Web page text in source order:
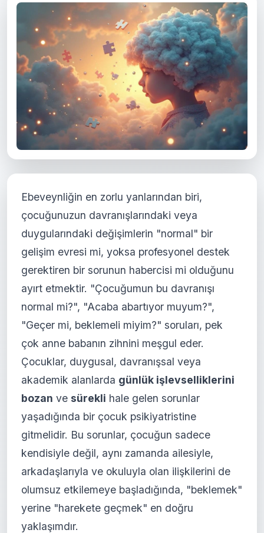
Ebeveynliğin en zorlu yanlarından biri,
çocuğunuzun davranışlarındaki veya
duygularındaki değişimlerin "normal" bir
gelişim evresi mi, yoksa profesyonel destek
gerektiren bir sorunun habercisi mi olduğunu
ayırt etmektir. "Çocuğumun bu davranışı
normal mi?", "Acaba abartıyor muyum?",
"Geçer mi, beklemeli miyim?" soruları, pek
çok anne babanın zihnini meşgul eder.
Çocuklar, duygusal, davranışsal veya
akademik alanlarda günlük işlevselliklerini
bozan ve sürekli hale gelen sorunlar
yaşadığında bir çocuk psikiyatristine
gitmelidir. Bu sorunlar, çocuğun sadece
kendisiyle değil, aynı zamanda ailesiyle,
arkadaşlarıyla ve okuluyla olan ilişkilerini de
olumsuz etkilemeye başladığında, "beklemek"
yerine "harekete geçmek" en doğru
yaklaşımdır.